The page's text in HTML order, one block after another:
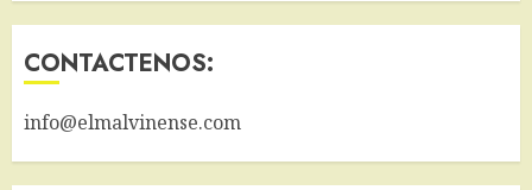
CONTACTENOS:
info@elmalvinense.com